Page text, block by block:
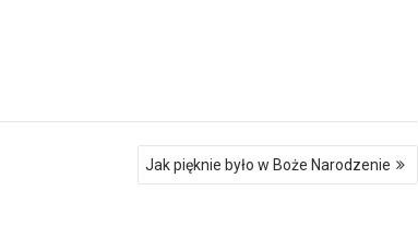
Jak pięknie było w Boże Narodzenie